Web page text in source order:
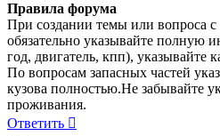
Правила форума
При создании темы или вопроса
обязательно указывайте полную
год, двигатель, кпп), указывайте
По вопросам запасных частей
кузова полностью.Не забывайте
проживания.
Ответить